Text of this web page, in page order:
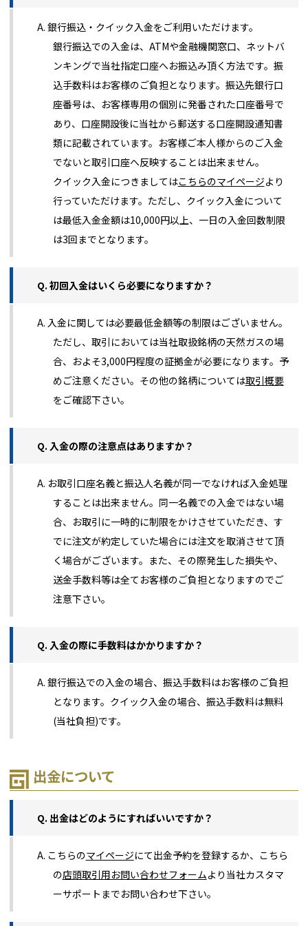
A. 銀行振込・クイック入金をご利用いただけます。
銀行振込での入金は、ATMや金融機関窓口、ネットバ
ンキングで当社指定口座へお振込み頂く方法です。振
込手数料はお客様のご負担となります。振込先銀行口
座番号は、お客様専用の個別に発番された口座番号で
あり、口座開設後に当社から郵送する口座開設通知書
類に記載されています。お客様ご本人様からのご入金
でないと取引口座へ反映することは出来ません。
クイック入金につきましてはこちらのマイページより
行っていただけます。ただし、クイック入金について
は最低入金金額は10,000円以上、一日の入金回数制限
は3回までとなります。
Q. 初回入金はいくら必要になりますか？
A. 入金に関しては必要最低金額等の制限はございません。
ただし、取引においては当社取扱銘柄の天然ガスの場
合、およそ3,000円程度の証拠金が必要になります。予
めご注意ください。その他の銘柄については取引概要
をご確認下さい。
Q. 入金の際の注意点はありますか？
A. お取引口座名義と振込人名義が同一でなければ入金処理
することは出来ません。同一名義での入金ではない場
合、お取引に一時的に制限をかけさせていただき、す
でに注文が約定していた場合には注文を取消させて頂
く場合がございます。また、その際発生した損失や、
送金手数料等は全てお客様のご負担となりますのでご
注意下さい。
Q. 入金の際に手数料はかかりますか？
A. 銀行振込での入金の場合、振込手数料はお客様のご負担
となります。クイック入金の場合、振込手数料は無料
(当社負担)です。
出金について
Q. 出金はどのようにすればいいですか？
A. こちらのマイページにて出金予約を登録するか、こちら
の店頭取引用お問い合わせフォームより当社カスタマ
ーサポートまでお問い合わせ下さい。